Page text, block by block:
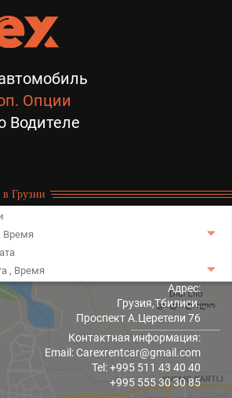
Опции
Водителе
в Грузии
Время
, Время
Адрес:
Грузия,Тбилиси.
Проспект А.Церетели 76
Контактная информация:
Email: Carexrentcar@gmail.com
Tel: +995 511 43 40 40
+995 555 30 30 85